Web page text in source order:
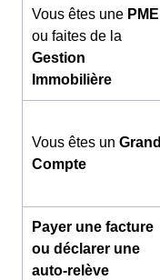
Vous êtes une PME
ou faites de la
Gestion
Immobilière
Vous êtes un Grand
Compte
Payer une facture
ou déclarer une
auto-relève